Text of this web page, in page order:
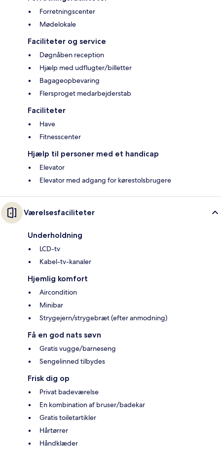
Forretningscenter
Mødelokale
Faciliteter og service
Døgnåben reception
Hjælp med udflugter/billetter
Bagageopbevaring
Flersproget medarbejderstab
Faciliteter
Have
Fitnesscenter
Hjælp til personer med et handicap
Elevator
Elevator med adgang for kørestolsbrugere
Værelsesfaciliteter
Underholdning
LCD-tv
Kabel-tv-kanaler
Hjemlig komfort
Aircondition
Minibar
Strygejern/strygebræt (efter anmodning)
Få en god nats søvn
Gratis vugge/barneseng
Sengelinned tilbydes
Frisk dig op
Privat badeværelse
En kombination af bruser/badekar
Gratis toiletartikler
Hårtørrer
Håndklæder